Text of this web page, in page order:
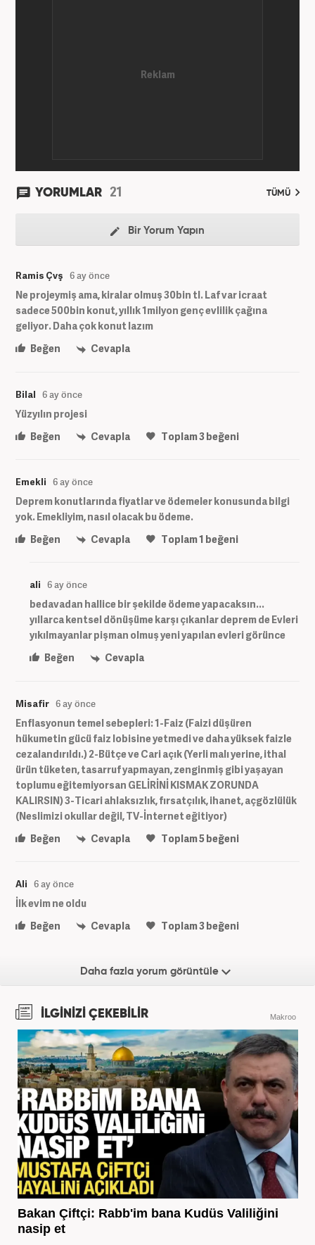
YORUMLAR 21 TÜMÜ
Bir Yorum Yapın
Ramis Çvş 6 ay önce
Ne projeymiş ama, kiralar olmuş 30bin tl. Laf var icraat
sadece 500bin konut, yıllık 1milyon genç evlilik çağına
geliyor. Daha çok konut lazım
Beğen
Cevapla
Bilal 6 ay önce
Yüzyılın projesi
Beğen
Cevapla Toplam3beğeni
Emekli 6 ay önce
Deprem konutlarında fiyatlar ve ödemeler konusunda bilgi
yok. Emekliyim, nasıl olacak bu ödeme.
Beğen
Cevapla Toplam1 beğeni
ali 6 ay önce
bedavadan hallice bir şekilde ödeme yapacaksın...
yıllarca kentsel dönüşüme karşı çıkanlar deprem de Evleri
yıkılmayanlar pişman olmuş yeni yapılan evleri görünce
Beğen
Cevapla
Misafir 6 ay önce
Enflasyonun temel sebepleri: 1-Faiz (Faizi düşüren
hükumetin gücü faiz lobisine yetmedi ve daha yüksek faizle
cezalandırıldı.) 2-Bütçe ve Cari açık (Yerli malı yerine, ithal
ürün tüketen, tasarruf yapmayan, zenginmiş gibi yaşayan
toplumu eğitemiyorsan GELİRİNİ KISMAK ZORUNDA
KALIRSIN) 3-Ticari ahlaksızlık, fırsatçılık, ihanet, açgözlülük
(Neslimizi okullar değil, TV-İnternet eğitiyor)
Beğen
Cevapla Toplam5beğeni
Ali 6 ay önce
İlk evim ne oldu
Beğen
Cevapla Toplam3beğeni
Daha fazla yorum görüntüle
İLGİNİZİ ÇEKEBİLİR Makroo
Bakan Çiftçi: Rabb'im bana Kudüs Valiliğini
nasip et